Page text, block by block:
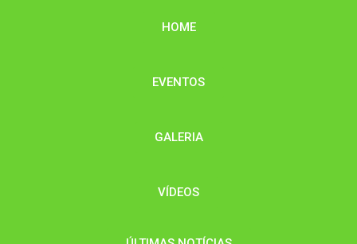
HOME
EVENTOS
GALERIA
VÍDEOS